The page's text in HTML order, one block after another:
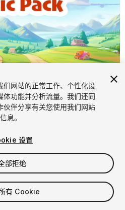
1/5
网站的正常工作、个性化设
功能并分析流量。我们还同
伙伴分享有关您使用我们网站
息。
设置
部拒绝
有 Cookie